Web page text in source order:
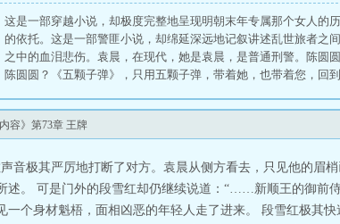
这是一部穿越小说，却极度完整地呈现明朝末年专属那个女人的
的依托。这是一部警匪小说，却绵延深远地记叙讲述乱世旅者之
之中的血泪悲伤。袁晨，在现代，她是袁晨，是普通刑警。陈圆
陈圆圆？《五颗子弹》，只用五颗子弹，带着她，也带着您，回
容》第73章 王牌
音极其严厉地打断了对方。袁晨从侧方看去，只见他的眉
述。 可是门外的段雪红却仍继续说道：“……新顺王的御前
一个身材魁梧，面相凶恶的年轻人走了进来。 段雪红极其